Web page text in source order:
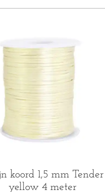
koord 1,5 mm Tender
yellow 4 meter